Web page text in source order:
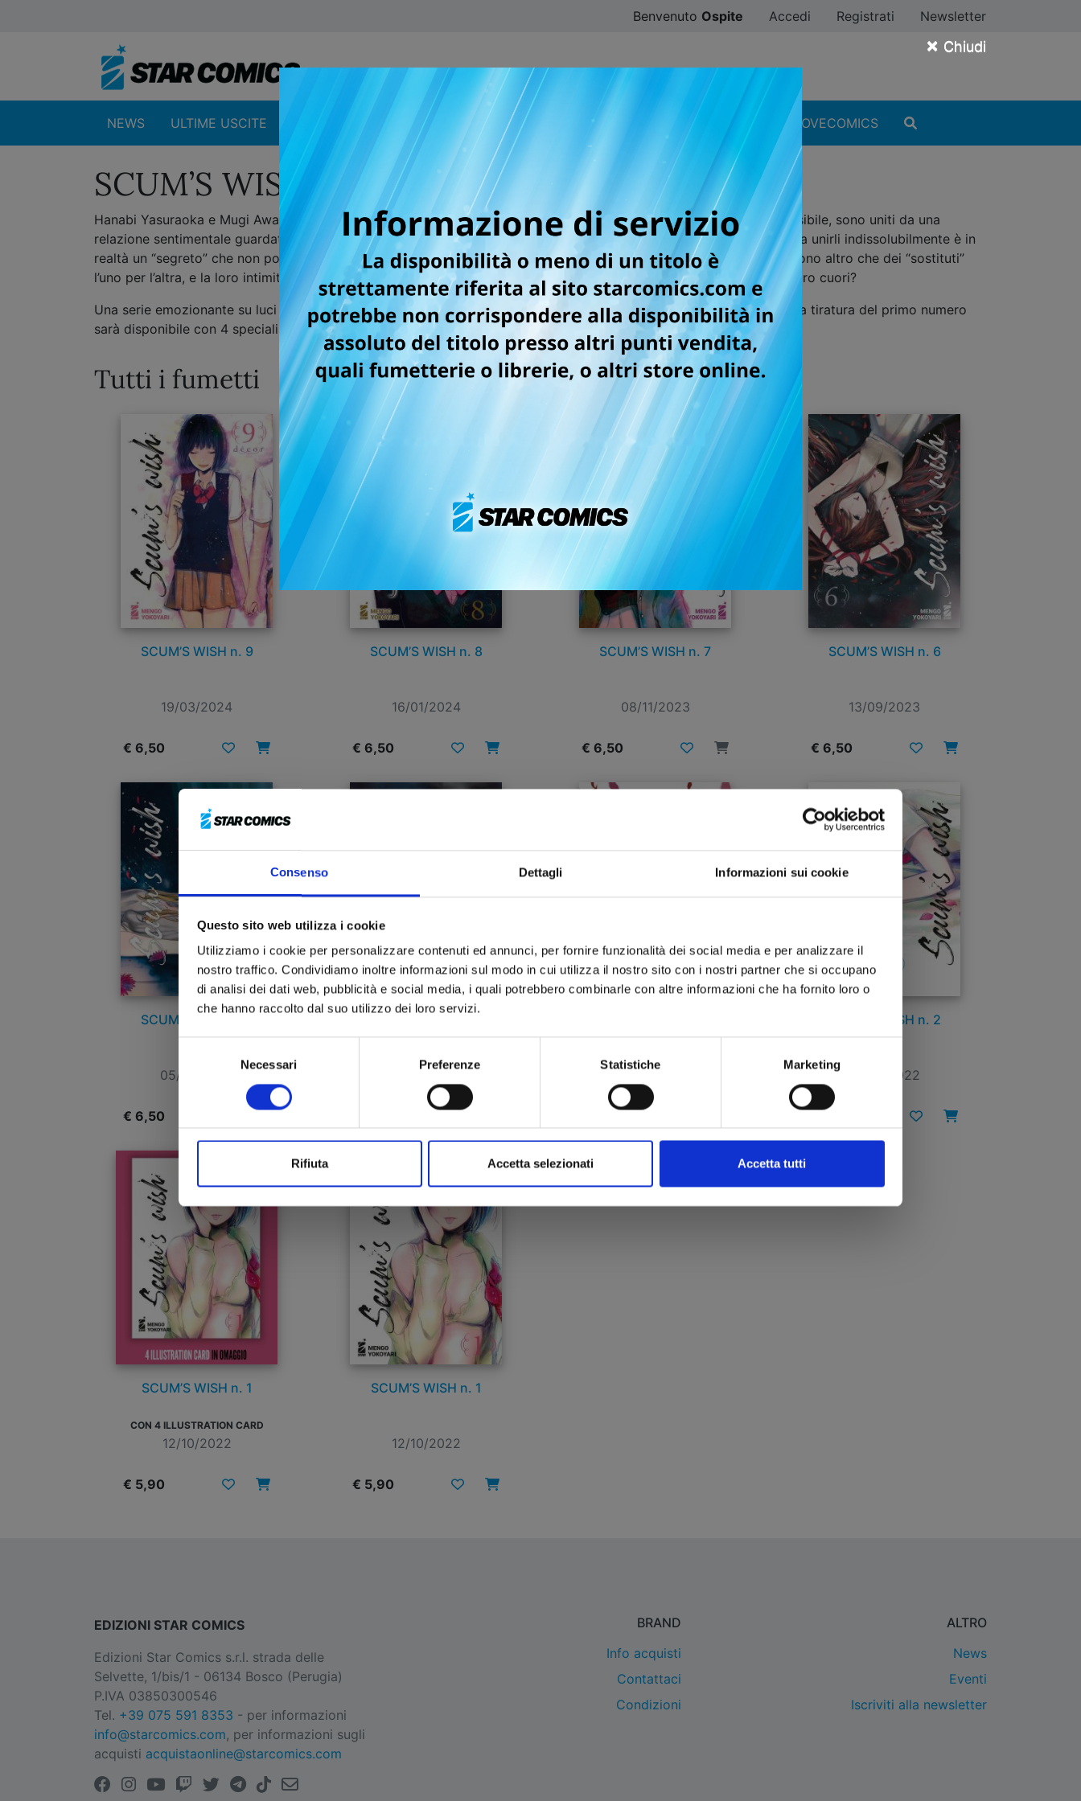
Consenso Dettagli Informazioni sui cookie
Questo sito web utilizza i cookie
Utilizziamo i cookie per personalizzare contenuti ed annunci, per fornire funzionalità dei social media e per analizzare il
nostro traffico. Condividiamo inoltre informazioni sul modo in cui utilizza il nostro sito con i nostri partner che si occupano
di analisi dei dati web, pubblicità e social media, i quali potrebbero combinarle con altre informazioni che ha fornito loro o
che hanno raccolto dal suo utilizzo dei loro servizi.
Necessari Preferenze Statistiche Marketing
Rifiuta Accetta selezionati Accetta tutti
× Chiudi
Benvenuto Ospite Accedi Registrati Newsletter
NEWS ULTIME USCITE CATALOGO SFOGLIA ONLINE DIGISTAR #ILOVEMANGA #ILOVECOMICS
SCUM’S WISH
Hanabi Yasuraoka e Mugi Awaya, una ragazza e un ragazzo di bell’aspetto, nonché studenti dalla condotta irreprensibile, sono uniti da una
relazione sentimentale guardata da tutti con invidia e ammirazione. I due sembrano davvero la coppia perfetta, ma a unirli indissolubilmente è in
realtà un “segreto” che non possono rivelare a nessuno... Già, perché nonostante le apparenze Mugi e Hanabi non sono altro che dei “sostituti”
l’uno per l’altra, e la loro intimità fisica è solo un tentativo di placare la solitudine. Ma basterà questo a consolare i loro cuori?
Una serie emozionante su luci e ombre dei sentimenti umani, che ha ispirato anche una celebre serie anime. La prima tiratura del primo numero
sarà disponibile con 4 speciali illustration card in allegato!
Tutti i fumetti
SCUM’S WISH n. 9
19/03/2024
€ 6,50
SCUM’S WISH n. 8
16/01/2024
€ 6,50
SCUM’S WISH n. 7
08/11/2023
€ 6,50
SCUM’S WISH n. 6
13/09/2023
€ 6,50
SCUM’S WISH n. 5
05/07/2023
€ 6,50
SCUM’S WISH n. 2
07/12/2022
SCUM’S WISH n. 1
CON 4 ILLUSTRATION CARD
12/10/2022
€ 5,90
SCUM’S WISH n. 1
12/10/2022
€ 5,90
EDIZIONI STAR COMICS
Edizioni Star Comics s.r.l. strada delle
Selvette, 1/bis/1 - 06134 Bosco (Perugia)
P.IVA 03850300546
Tel. +39 075 591 8353 - per informazioni
info@starcomics.com, per informazioni sugli
acquisti acquistaonline@starcomics.com
BRAND
Info acquisti
Contattaci
Condizioni
ALTRO
News
Eventi
Iscriviti alla newsletter